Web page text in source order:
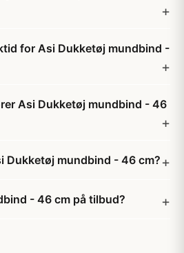
for Asi Dukketøj mundbind -
Asi Dukketøj mundbind - 46
Dukketøj mundbind - 46 cm?
- 46 cm på tilbud?